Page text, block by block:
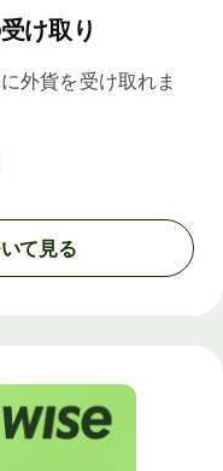
け取り
外貨を受け取れま
て見る